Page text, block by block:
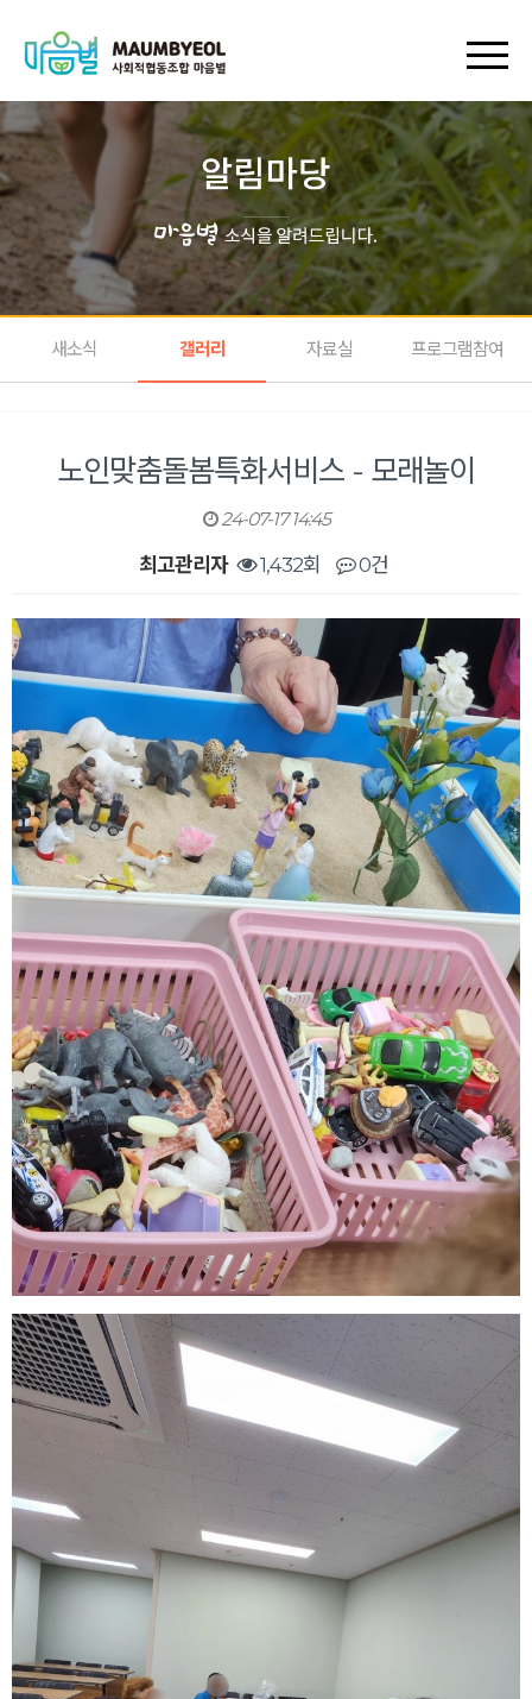
새소식 갤러리 자료실 프로그램참여
노인맞춤돌봄특화서비스 - 모래놀이
24-07-17 14:45
최고관리자 1,432회 0건
본문